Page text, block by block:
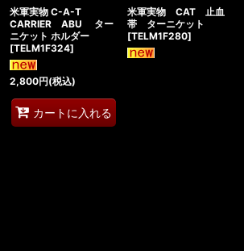
米軍実物 C-A-T
CARRIER ABU ター
ニケット ホルダー
[TELM1F324]
2,800円(税込)
カートに入れる
米軍実物 CAT 止血
帯 ターニケット
[TELM1F280]